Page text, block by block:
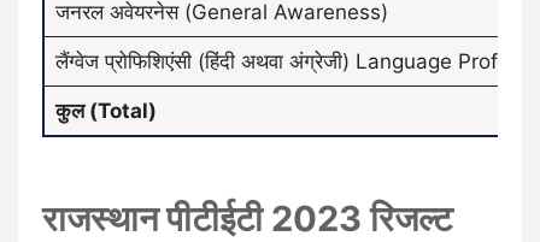
जनरल अवेयरनेस (General Awareness)
लैंग्वेज प्रोफिशिएंसी (हिंदी अथवा अंग्रेजी) Language
कुल (Total)
राजस्थान पीटीईटी 2023 रिजल्ट